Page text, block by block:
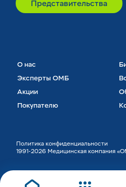
Представительства
О нас
Эксперты ОМБ
Акции
Покупателю
Политика конфиденциальности
1991-2026 Медицинская компания